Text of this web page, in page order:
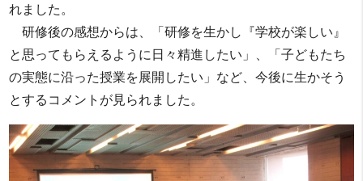
れました。
研修後の感想からは、「研修を生かし『学校が楽しい』
と思ってもらえるように日々精進したい」、「子どもたち
の実態に沿った授業を展開したい」など、今後に生かそう
とするコメントが見られました。